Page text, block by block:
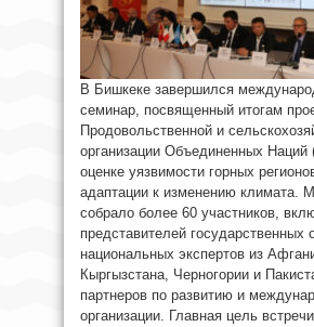
В Бишкеке завершился
семинар, посвященный итогам
Продовольственной и
организации Объединенных
оценке уязвимости горных
адаптации к изменению климата.
собрало более 60 участников,
представителей государственных
национальных экспертов из
Кыргызстана, Черногории и
партнеров по развитию и
организации. Главная цель